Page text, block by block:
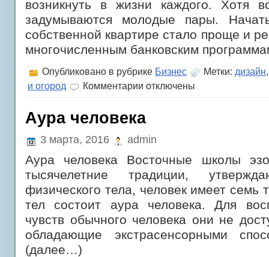
возникнуть в жизни каждого. Хотя
задумываются молодые пары.
собственной квартире стало проще и
многочисленным банковским
Опубликовано в рубрике Бизнес Метки: дизайн
и огород
Комментарии
понятно
том,
выгоднее
ипотеку
отключены
Аура человека
3 марта, 2016 admin
Аура человека Восточные школы
тысячелетние традиции,
физического тела, человек имеет семь
тел состоит аура человека. Для
чувств обычного человека они не
обладающие экстрасенсорными
(далее…)